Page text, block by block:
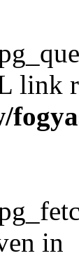
link
in